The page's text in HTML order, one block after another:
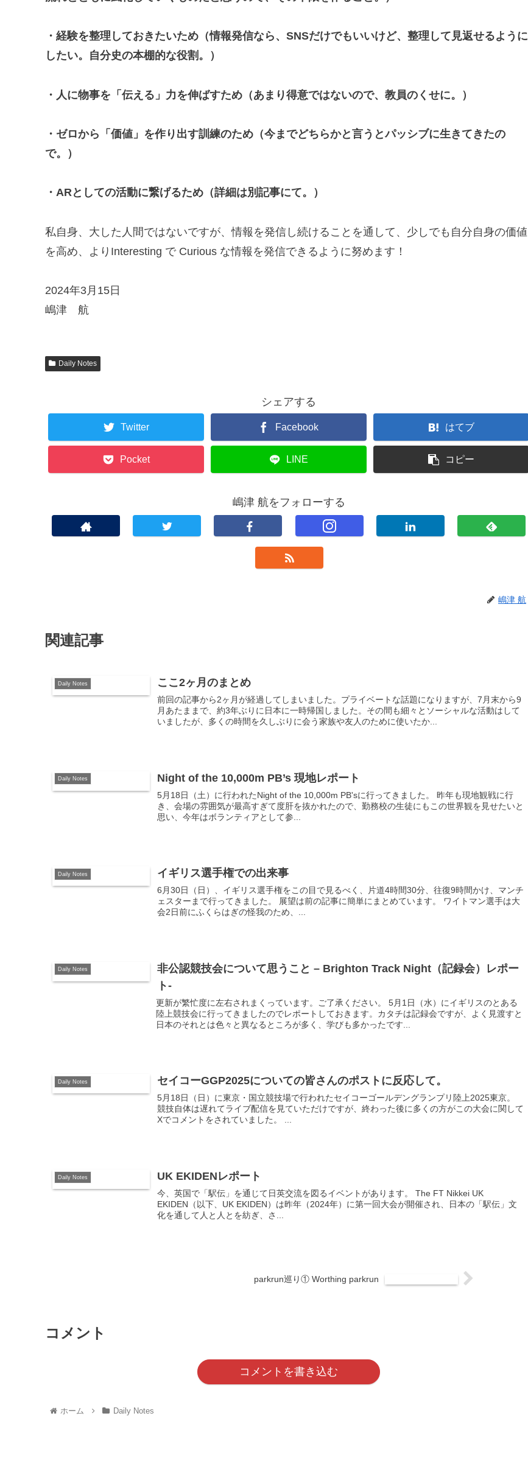
・経験を整理しておきたいため（情報発信なら、SNSだけでもいいけど、整理して見返せるように
したい。自分史の本棚的な役割。）
・人に物事を「伝える」力を伸ばすため（あまり得意ではないので、教員のくせに。）
・ゼロから「価値」を作り出す訓練のため（今までどちらかと言うとパッシブに生きてきたの
で。）
・ARとしての活動に繋げるため（詳細は別記事にて。）
私自身、大した人間ではないですが、情報を発信し続けることを通して、少しでも自分自身の価値
を高め、よりInteresting で Curious な情報を発信できるように努めます！
2024年3月15日
嶋津 航
Daily Notes
シェアする
Twitter Facebook はてブ
Pocket LINE コピー
嶋津 航をフォローする
嶋津 航
関連記事
Daily Notes ここ2ヶ月のまとめ
前回の記事から2ヶ月が経過してしまいました。プライベートな話題になりますが、7月末から9
月あたままで、約3年ぶりに日本に一時帰国しました。その間も細々とソーシャルな活動はして
いましたが、多くの時間を久しぶりに会う家族や友人のために使いたか...
Daily Notes Night of the 10,000m PB’s 現地レポート
5月18日（土）に行われたNight of the 10,000m PB'sに行ってきました。 昨年も現地観戦に行
き、会場の雰囲気が最高すぎて度肝を抜かれたので、勤務校の生徒にもこの世界観を見せたいと
思い、今年はボランティアとして参...
Daily Notes イギリス選手権での出来事
6月30日（日）、イギリス選手権をこの目で見るべく、片道4時間30分、往復9時間かけ、マンチ
ェスターまで行ってきました。 展望は前の記事に簡単にまとめています。 ワイトマン選手は大
会2日前にふくらはぎの怪我のため、...
Daily Notes
非公認競技会について思うこと – Brighton Track Night（記録会）レポー
ト-
更新が繁忙度に左右されまくっています。ご了承ください。 5月1日（水）にイギリスのとある
陸上競技会に行ってきましたのでレポートしておきます。カタチは記録会ですが、よく見渡すと
日本のそれとは色々と異なるところが多く、学びも多かったです...
Daily Notes セイコーGGP2025についての皆さんのポストに反応して。
5月18日（日）に東京・国立競技場で行われたセイコーゴールデングランプリ陸上2025東京。
競技自体は遅れてライブ配信を見ていただけですが、終わった後に多くの方がこの大会に関して
Xでコメントをされていました。 ...
Daily Notes UK EKIDENレポート
今、英国で「駅伝」を通じて日英交流を図るイベントがあります。 The FT Nikkei UK
EKIDEN（以下、UK EKIDEN）は昨年（2024年）に第一回大会が開催され、日本の「駅伝」文
化を通して人と人とを紡ぎ、さ...
parkrun巡り① Worthing parkrun
コメント
コメントを書き込む
ホーム Daily Notes